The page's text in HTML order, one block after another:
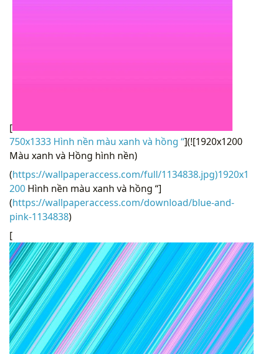
[
750x1333 Hình nền màu xanh và hồng “](![1920x1200
Màu xanh và Hồng hình nền)
(https://wallpaperaccess.com/full/1134838.jpg)1920x1
200 Hình nền màu xanh và hồng “]
(https://wallpaperaccess.com/download/blue-and-
pink-1134838)
[